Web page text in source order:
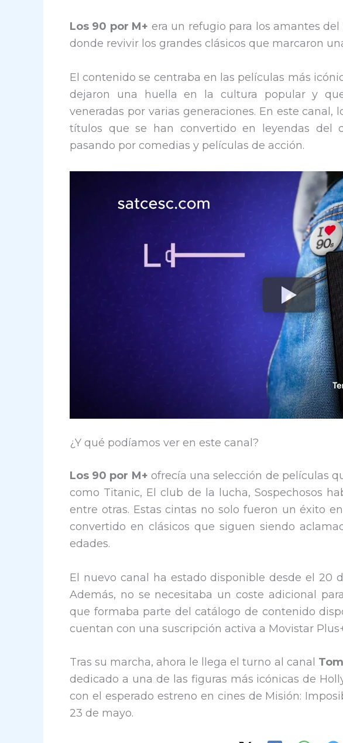
Los 90 por M+ era un refugio para los amantes
donde revivir los grandes clásicos que marcaron
El contenido se centraba en las películas más
dejaron una huella en la cultura popular y
veneradas por varias generaciones. En este canal,
títulos que se han convertido en leyendas del
pasando por comedias y películas de acción.
¿Y qué podíamos ver en este canal?
Los 90 por M+ ofrecía una selección de películas
como Titanic, El club de la lucha, Sospechosos
entre otras. Estas cintas no solo fueron un éxito
convertido en clásicos que siguen siendo
edades.
El nuevo canal ha estado disponible desde el 20
Además, no se necesitaba un coste adicional
que formaba parte del catálogo de contenido
cuentan con una suscripción activa a Movistar
Tras su marcha, ahora le llega el turno al canal
dedicado a una de las figuras más icónicas de
con el esperado estreno en cines de Misión:
23 de mayo.